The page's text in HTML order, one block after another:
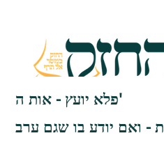
פלא יועץ - אות ה'
- ואם יודע בו שגם ערב